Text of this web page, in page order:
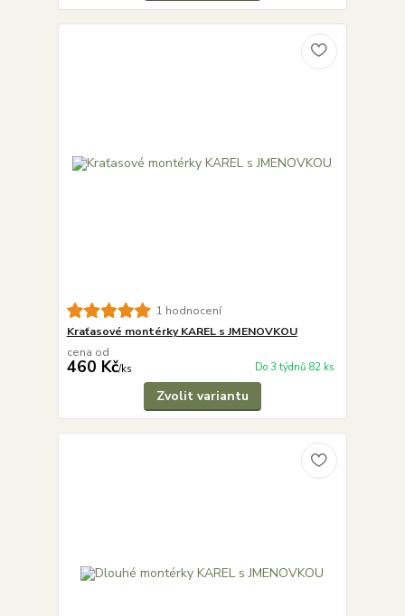
1 hodnocení
Kraťasové montérky KAREL s JMENOVKOU
cena od
460 Kč/ks Do 3 týdnů 82 ks
Zvolit variantu